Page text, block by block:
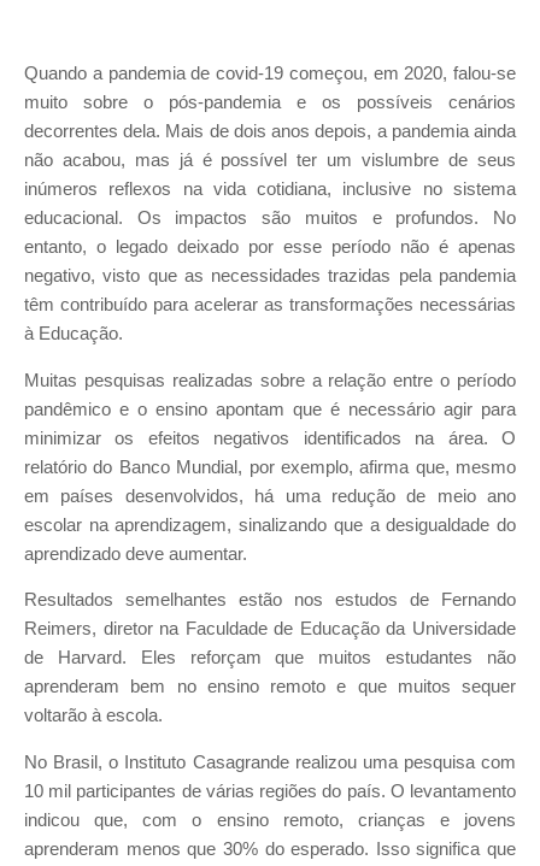
Quando a pandemia de covid-19 começou, em 2020, falou-se
muito sobre o pós-pandemia e os possíveis cenários
decorrentes dela. Mais de dois anos depois, a pandemia ainda
não acabou, mas já é possível ter um vislumbre de seus
inúmeros reflexos na vida cotidiana, inclusive no sistema
educacional. Os impactos são muitos e profundos. No
entanto, o legado deixado por esse período não é apenas
negativo, visto que as necessidades trazidas pela pandemia
têm contribuído para acelerar as transformações necessárias
à Educação.
Muitas pesquisas realizadas sobre a relação entre o período
pandêmico e o ensino apontam que é necessário agir para
minimizar os efeitos negativos identificados na área. O
relatório do Banco Mundial, por exemplo, afirma que, mesmo
em países desenvolvidos, há uma redução de meio ano
escolar na aprendizagem, sinalizando que a desigualdade do
aprendizado deve aumentar.
Resultados semelhantes estão nos estudos de Fernando
Reimers, diretor na Faculdade de Educação da Universidade
de Harvard. Eles reforçam que muitos estudantes não
aprenderam bem no ensino remoto e que muitos sequer
voltarão à escola.
No Brasil, o Instituto Casagrande realizou uma pesquisa com
10 mil participantes de várias regiões do país. O levantamento
indicou que, com o ensino remoto, crianças e jovens
aprenderam menos que 30% do esperado. Isso significa que